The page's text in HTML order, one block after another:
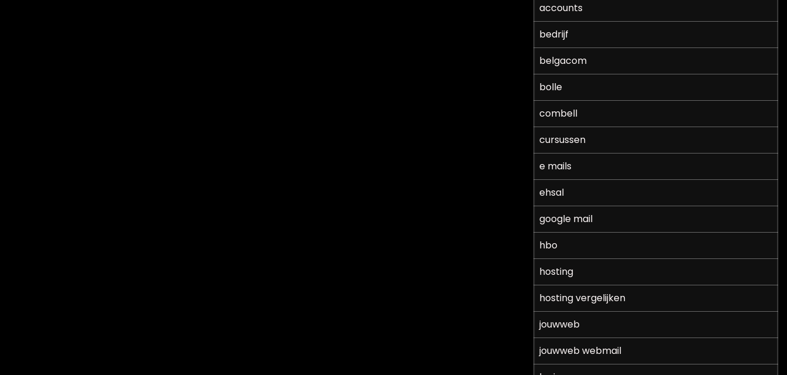
accounts
bedrijf
belgacom
bolle
combell
cursussen
e mails
ehsal
google mail
hbo
hosting
hosting vergelijken
jouwweb
jouwweb webmail